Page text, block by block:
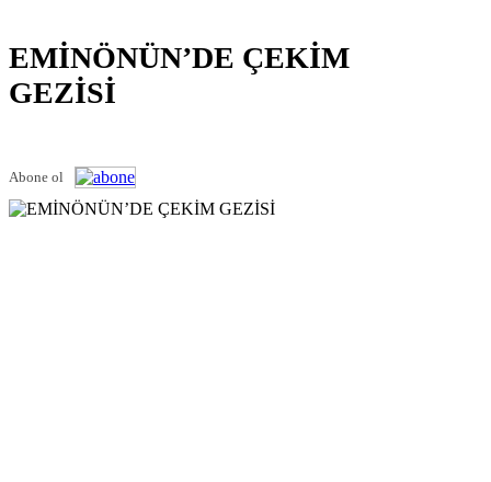
EMİNÖNÜN’DE ÇEKİM
GEZİSİ
Abone ol